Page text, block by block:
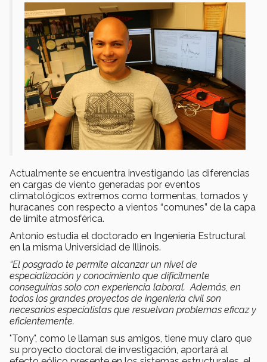
Actualmente se encuentra investigando las diferencias
en cargas de viento generadas por eventos
climatológicos extremos como tormentas, tornados y
huracanes con respecto a vientos “comunes” de la capa
de límite atmosférica.
Antonio estudia el doctorado en Ingeniería Estructural
en la misma Universidad de Illinois.
“El posgrado te permite alcanzar un nivel de
especialización y conocimiento que difícilmente
conseguirías solo con experiencia laboral. Además, en
todos los grandes proyectos de ingeniería civil son
necesarios especialistas que resuelvan problemas eficaz y
eficientemente.
"Tony", como le llaman sus amigos, tiene muy claro que
su proyecto doctoral de investigación, aportará al